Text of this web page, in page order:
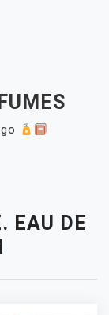
EAU DE